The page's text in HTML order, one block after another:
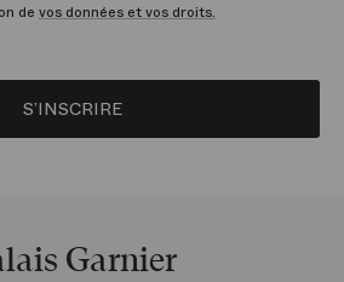
de vos données et vos droits.
S’INSCRIRE
Garnier